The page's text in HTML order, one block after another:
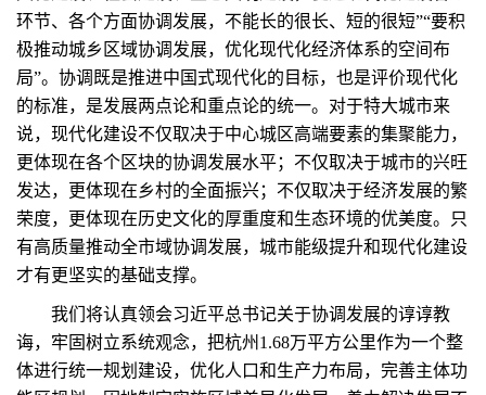
环节、各个方面协调发展，不能长的很长、短的很短”“要积
极推动城乡区域协调发展，优化现代化经济体系的空间布
局”。协调既是推进中国式现代化的目标，也是评价现代化
的标准，是发展两点论和重点论的统一。对于特大城市来
说，现代化建设不仅取决于中心城区高端要素的集聚能力，
更体现在各个区块的协调发展水平；不仅取决于城市的兴旺
发达，更体现在乡村的全面振兴；不仅取决于经济发展的繁
荣度，更体现在历史文化的厚重度和生态环境的优美度。只
有高质量推动全市域协调发展，城市能级提升和现代化建设
才有更坚实的基础支撑。
我们将认真领会习近平总书记关于协调发展的谆谆教
诲，牢固树立系统观念，把杭州1.68万平方公里作为一个整
体进行统一规划建设，优化人口和生产力布局，完善主体功